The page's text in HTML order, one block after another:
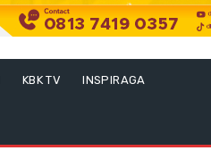
KBK TV INSPIRAGA